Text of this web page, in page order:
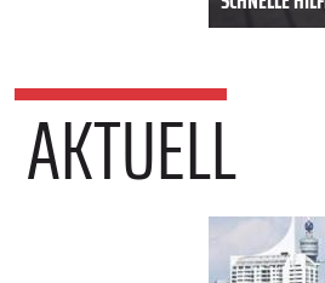
AKTUELL